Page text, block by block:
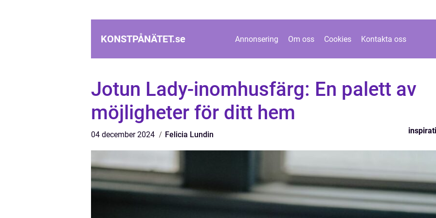
KONSTPÅNÄTET.se Annonsering Om oss Cookies Kontakta oss
Jotun Lady-inomhusfärg: En palett av
möjligheter för ditt hem
04 december 2024 Felicia Lundin